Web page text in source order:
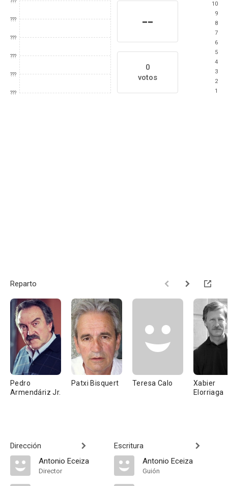
???
???
???
???
???
???
--
0
votos
10
9
8
7
6
5
4
3
2
1
Reparto
Pedro
Armendáriz Jr.
Patxi Bisquert Teresa Calo
Xabier
Elorriaga
Dirección
Antonio Eceiza
Director
Escritura
Antonio Eceiza
Guión